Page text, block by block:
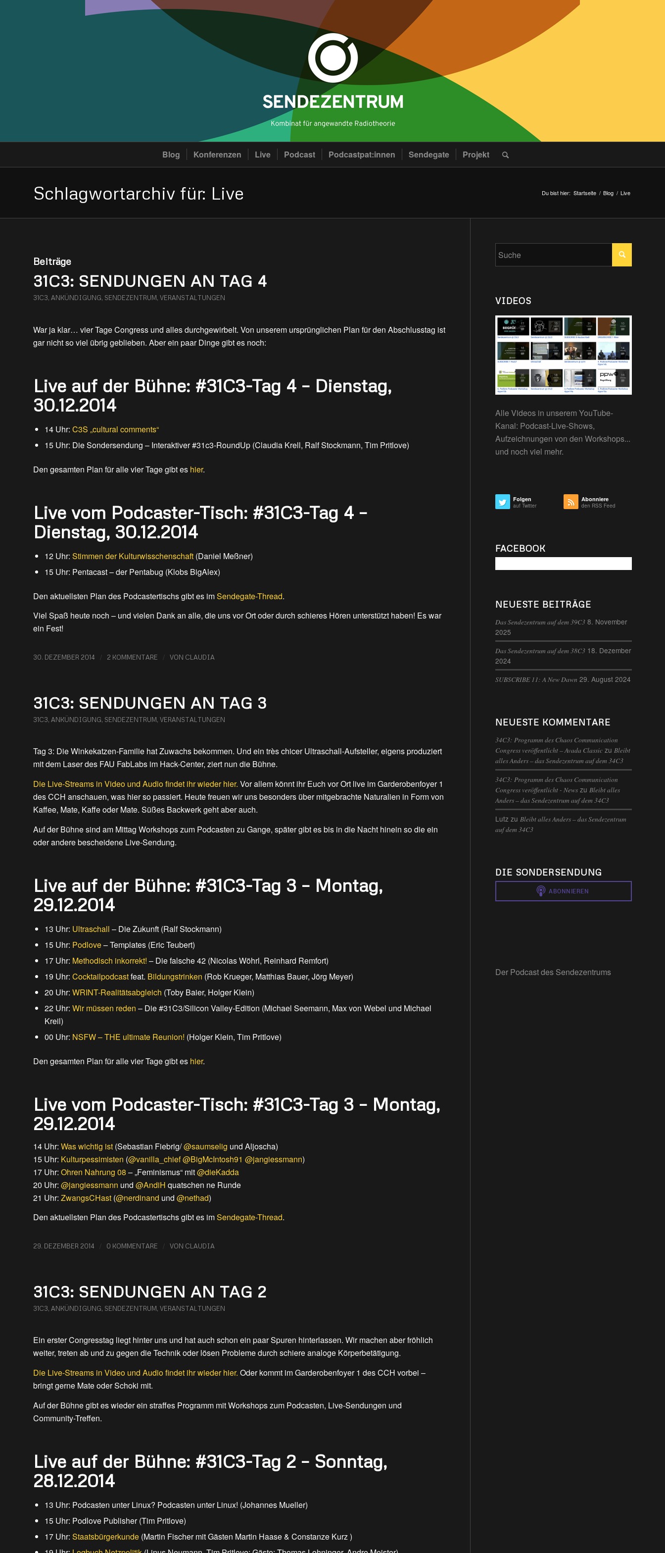
Blog Konferenzen Live Podcast Podcastpat:innen Sendegate Projekt
Schlagwortarchiv für: Live Du bist hier: Startseite / Blog / Live
Beiträge
31C3: SENDUNGEN AN TAG 4
31C3, ANKÜNDIGUNG, SENDEZENTRUM, VERANSTALTUNGEN
War ja klar… vier Tage Congress und alles durchgewirbelt. Von unserem ursprünglichen Plan für den Abschlusstag ist
gar nicht so viel übrig geblieben. Aber ein paar Dinge gibt es noch:
Live auf der Bühne: #31C3-Tag 4 – Dienstag,
30.12.2014
14 Uhr: C3S „cultural comments“
15 Uhr: Die Sondersendung – Interaktiver #31c3-RoundUp (Claudia Krell, Ralf Stockmann, Tim Pritlove)
Den gesamten Plan für alle vier Tage gibt es hier.
Live vom Podcaster-Tisch: #31C3-Tag 4 –
Dienstag, 30.12.2014
12 Uhr: Stimmen der Kulturwisschenschaft (Daniel Meßner)
15 Uhr: Pentacast – der Pentabug (Klobs BigAlex)
Den aktuellsten Plan des Podcastertischs gibt es imSendegate-Thread.
Viel Spaß heute noch – und vielen Dank an alle, die uns vor Ort oder durch schieres Hören unterstützt haben! Es war
ein Fest!
30. DEZEMBER 2014 / 2 KOMMENTARE / VON CLAUDIA
31C3: SENDUNGEN AN TAG 3
31C3, ANKÜNDIGUNG, SENDEZENTRUM, VERANSTALTUNGEN
Tag 3: Die Winkekatzen-Familie hat Zuwachs bekommen. Und ein très chicer Ultraschall-Aufsteller, eigens produziert
mit dem Laser des FAU FabLabs im Hack-Center, ziert nun die Bühne.
Die Live-Streams in Video und Audio findet ihr wieder hier. Vor allem könnt ihr Euch vor Ort live im Garderobenfoyer 1
des CCH anschauen, was hier so passiert. Heute freuen wir uns besonders über mitgebrachte Naturalien in Form von
Kaffee, Mate, Kaffe oder Mate. Süßes Backwerk geht aber auch.
Auf der Bühne sind am Mittag Workshops zum Podcasten zu Gange, später gibt es bis in die Nacht hinein so die ein
oder andere bescheidene Live-Sendung.
Live auf der Bühne: #31C3-Tag 3 – Montag,
29.12.2014
13 Uhr: Ultraschall – Die Zukunft (Ralf Stockmann)
15 Uhr: Podlove– Templates (Eric Teubert)
17 Uhr: Methodisch inkorrekt! – Die falsche 42 (Nicolas Wöhrl, Reinhard Remfort)
19 Uhr: Cocktailpodcastfeat. Bildungstrinken (Rob Krueger, Matthias Bauer, Jörg Meyer)
20 Uhr: WRINT-Realitätsabgleich (Toby Baier, Holger Klein)
22 Uhr: Wir müssen reden – Die #31C3/Silicon Valley-Edition (Michael Seemann, Max von Webel und Michael
Kreil)
00 Uhr: NSFW – THE ultimate Reunion! (Holger Klein, Tim Pritlove)
Den gesamten Plan für alle vier Tage gibt es hier.
Live vom Podcaster-Tisch: #31C3-Tag 3 – Montag,
29.12.2014
14 Uhr: Was wichtig ist (Sebastian Fiebrig/@saumselig und Aljoscha)
15 Uhr: Kulturpessimisten (@vanilla_chief@BigMcIntosh91 @jangiessmann)
17 Uhr: Ohren Nahrung 08 – „Feminismus“ mit@dieKadda
20 Uhr: @jangiessmann und @AndiH quatschen ne Runde
21 Uhr: ZwangsCHast (@nerdinand und @nethad)
Den aktuellsten Plan des Podcastertischs gibt es imSendegate-Thread.
29. DEZEMBER 2014 / 0 KOMMENTARE / VON CLAUDIA
31C3: SENDUNGEN AN TAG 2
31C3, ANKÜNDIGUNG, SENDEZENTRUM, VERANSTALTUNGEN
Ein erster Congresstag liegt hinter uns und hat auch schon ein paar Spuren hinterlassen. Wir machen aber fröhlich
weiter, treten ab und zu gegen die Technik oder lösen Probleme durch schiere analoge Körperbetätigung.
Die Live-Streams in Video und Audio findet ihr wieder hier. Oder kommt im Garderobenfoyer 1 des CCH vorbei –
bringt gerne Mate oder Schoki mit.
Auf der Bühne gibt es wieder ein straffes Programm mit Workshops zum Podcasten, Live-Sendungen und
Community-Treffen.
Live auf der Bühne: #31C3-Tag 2 – Sonntag,
28.12.2014
13 Uhr: Podcasten unter Linux? Podcasten unter Linux! (Johannes Mueller)
15 Uhr: Podlove Publisher (Tim Pritlove)
17 Uhr: Staatsbürgerkunde (Martin Fischer mit Gästen Martin Haase & Constanze Kurz )
VIDEOS
Alle Videos in unserem YouTube-
Kanal: Podcast-Live-Shows,
Aufzeichnungen von den Workshops...
und noch viel mehr.
Folgen
auf Twitter
Abonniere
den RSS Feed
FACEBOOK
NEUESTE BEITRÄGE
Das Sendezentrum auf dem 39C3 8. November
2025
Das Sendezentrum auf dem 38C3 18. Dezember
2024
SUBSCRIBE 11: A New Dawn 29. August 2024
NEUESTE KOMMENTARE
34C3: Programm des Chaos Communication
Congress veröffentlicht – Avada Classic zuBleibt
alles Anders – das Sendezentrum auf dem 34C3
34C3: Programm des Chaos Communication
Congress veröffentlicht - News zuBleibt alles
Anders – das Sendezentrum auf dem 34C3
Lutz zuBleibt alles Anders – das Sendezentrum
auf dem 34C3
DIE SONDERSENDUNG
Der Podcast des Sendezentrums